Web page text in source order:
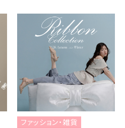
ファッション・雑貨